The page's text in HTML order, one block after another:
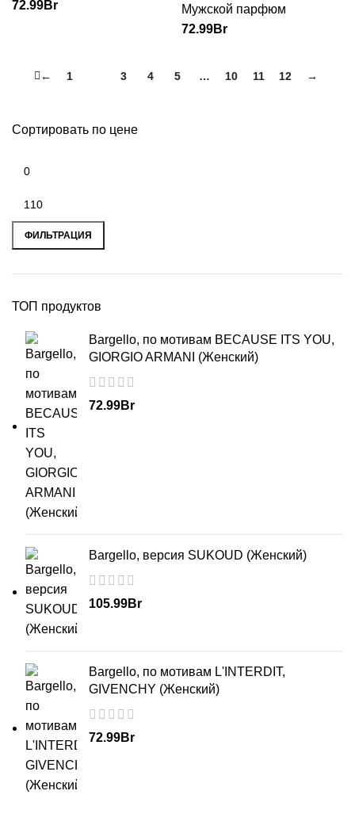
Сортировать по цене
ФИЛЬТРАЦИЯ
ТОП продуктов
Bargello, по мотивам BECAUSE ITS YOU,
GIORGIO ARMANI (Женский)
72.99Br
Bargello, версия SUKOUD (Женский)
105.99Br
Bargello, по мотивам L'INTERDIT,
GIVENCHY (Женский)
72.99Br
72.99Br
Мужской парфюм
72.99Br
← 1 3 4 5 … 10 11 12 →